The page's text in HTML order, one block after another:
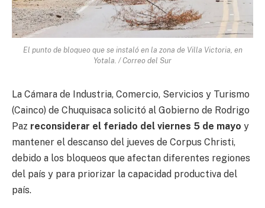
El punto de bloqueo que se instaló en la zona de Villa Victoria, en
Yotala. / Correo del Sur
La Cámara de Industria, Comercio, Servicios y Turismo
(Cainco) de Chuquisaca solicitó al Gobierno de Rodrigo
Paz reconsiderar el feriado del viernes 5 de mayo y
mantener el descanso del jueves de Corpus Christi,
debido a los bloqueos que afectan diferentes regiones
del país y para priorizar la capacidad productiva del
país.